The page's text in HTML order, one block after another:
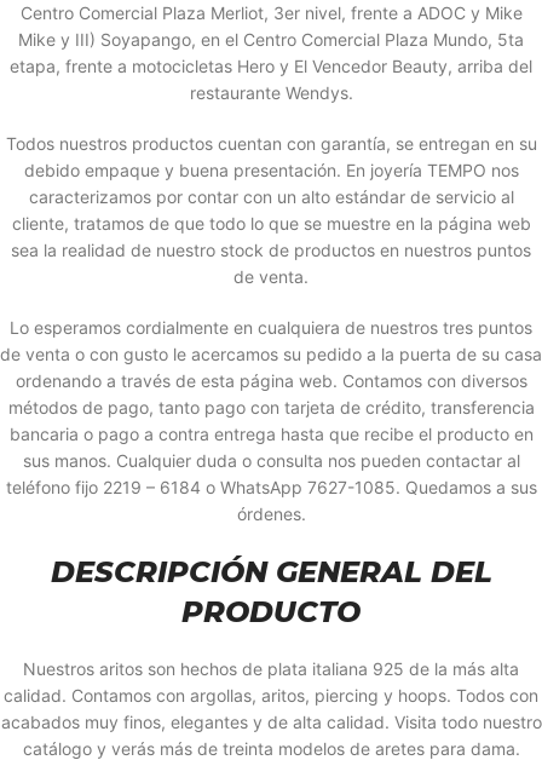
Centro Comercial Plaza Merliot, 3er nivel, frente a ADOC y Mike
Mike y III) Soyapango, en el Centro Comercial Plaza Mundo, 5ta
etapa, frente a motocicletas Hero y El Vencedor Beauty, arriba del
restaurante Wendys.
Todos nuestros productos cuentan con garantía, se entregan en su
debido empaque y buena presentación. En joyería TEMPO nos
caracterizamos por contar con un alto estándar de servicio al
cliente, tratamos de que todo lo que se muestre en la página web
sea la realidad de nuestro stock de productos en nuestros puntos
de venta.
Lo esperamos cordialmente en cualquiera de nuestros tres puntos
de venta o con gusto le acercamos su pedido a la puerta de su casa
ordenando a través de esta página web. Contamos con diversos
métodos de pago, tanto pago con tarjeta de crédito, transferencia
bancaria o pago a contra entrega hasta que recibe el producto en
sus manos. Cualquier duda o consulta nos pueden contactar al
teléfono fijo 2219 – 6184 o WhatsApp 7627-1085. Quedamos a sus
órdenes.
DESCRIPCIÓN GENERAL DEL
PRODUCTO
Nuestros aritos son hechos de plata italiana 925 de la más alta
calidad. Contamos con argollas, aritos, piercing y hoops. Todos con
acabados muy finos, elegantes y de alta calidad. Visita todo nuestro
catálogo y verás más de treinta modelos de aretes para dama.